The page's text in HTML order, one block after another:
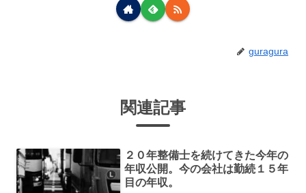
guragura
関連記事
２０年整備士を続けてきた今年の
年収公開。今の会社は勤続１５年
目の年収。